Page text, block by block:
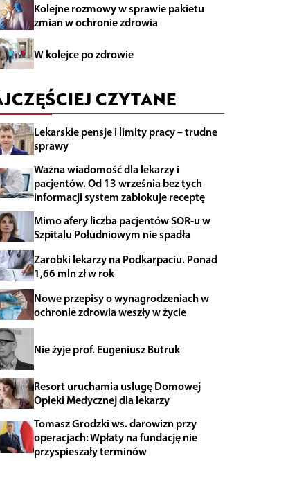
Kolejne rozmowy w sprawie pakietu
zmian w ochronie zdrowia
W kolejce po zdrowie
CZYTANE
Lekarskie pensje i limity pracy – trudne
sprawy
Ważna wiadomość dla lekarzy i
pacjentów. Od 13 września bez tych
informacji system zablokuje receptę
Mimo afery liczba pacjentów SOR-u w
Szpitalu Południowym nie spadła
Zarobki lekarzy na Podkarpaciu. Ponad
1,66 mln zł w rok
Nowe przepisy o wynagrodzeniach w
ochronie zdrowia weszły w życie
Nie żyje prof. Eugeniusz Butruk
Resort uruchamia usługę Domowej
Opieki Medycznej dla lekarzy
Tomasz Grodzki ws. darowizn przy
operacjach: Wpłaty na fundację nie
przyspieszały terminów